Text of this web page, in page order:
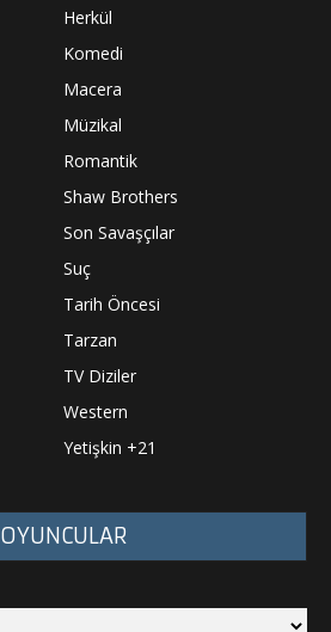
Herkül
Komedi
Macera
Müzikal
Romantik
Shaw Brothers
Son Savaşçılar
Suç
Tarih Öncesi
Tarzan
TV Diziler
Western
Yetişkin +21
OYUNCULAR